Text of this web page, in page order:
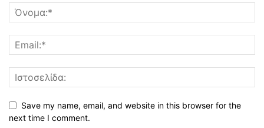
Save my name, email, and website in this browser for the
next time I comment.